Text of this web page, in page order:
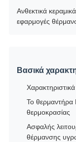
Ανθεκτικά
εφαρμογές
Βασικά
Το θερμαντήρα
θερμοκρασίας
Ασφαλής
θέρμανσης